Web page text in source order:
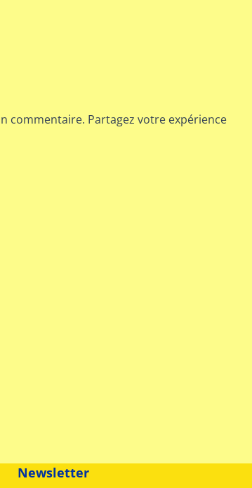
commentaire. Partagez votre expérience
Newsletter